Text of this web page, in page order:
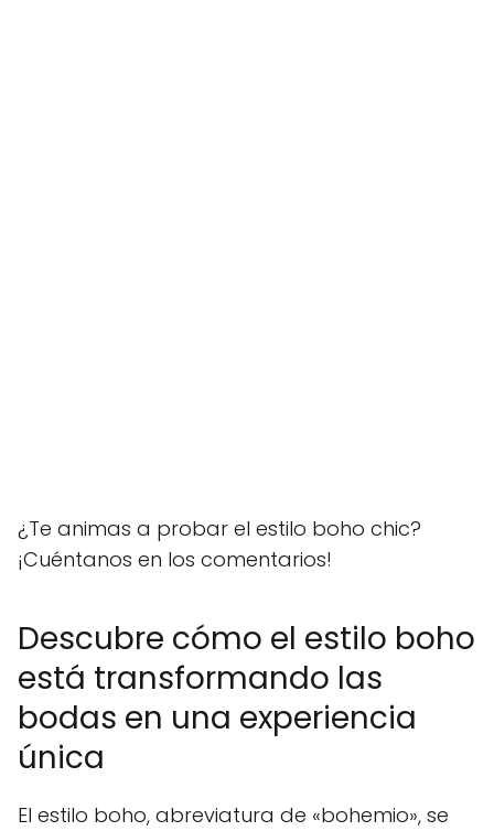
¿Te animas a probar el estilo boho chic?
¡Cuéntanos en los comentarios!
Descubre cómo el estilo boho
está transformando las
bodas en una experiencia
única
El estilo boho, abreviatura de «bohemio», se